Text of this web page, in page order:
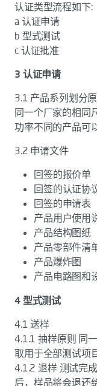
认证类型流程如下:
a 认证申请
b 型式测试
c 认证批准
3 认证申请
3.1 产品系列划分
同一个厂家的相同
功率不同的产品可
3.2 申请文件
回签的报价单
回签的认证协
回签的申请表
产品用户使用
产品结构图纸
产品零部件清
产品爆炸图
产品电路图和
4 型式测试
4.1 送样
4.1.1 抽样原则 同
取用于全部测试项
4.1.2 退样 测试完
后，样品将会退还